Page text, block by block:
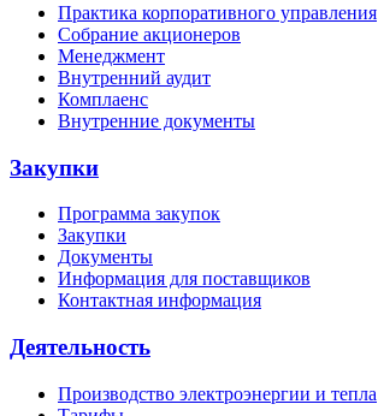
Практика корпоративного управления
Собрание акционеров
Менеджмент
Внутренний аудит
Комплаенс
Внутренние документы
Закупки
Программа закупок
Закупки
Документы
Информация для поставщиков
Контактная информация
Деятельность
Производство электроэнергии и тепла